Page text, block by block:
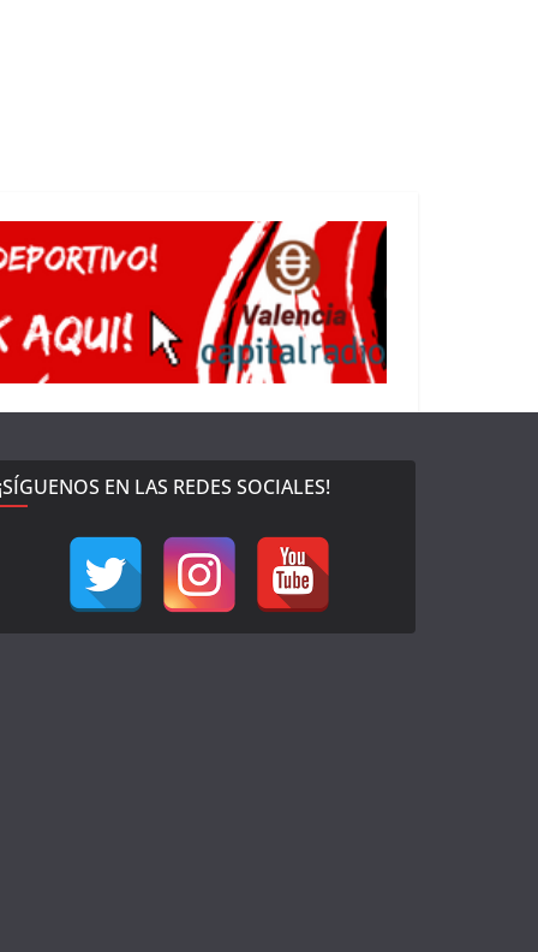
EN LAS REDES SOCIALES!